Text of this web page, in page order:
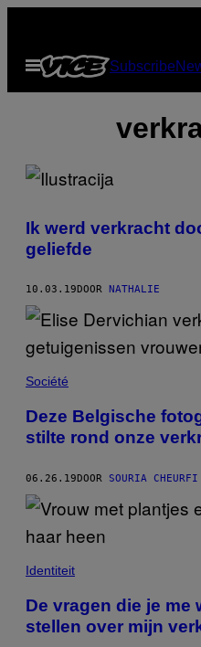
de Open
menu
Subscribe
Ik werd verkracht
geliefde
10.03.19 DOOR NATHALIE
Société
Deze Belgische
stilte rond onze
06.26.19DOOR SOURIA CHEURFI
Identiteit
De vragen die je me
stellen over mijn